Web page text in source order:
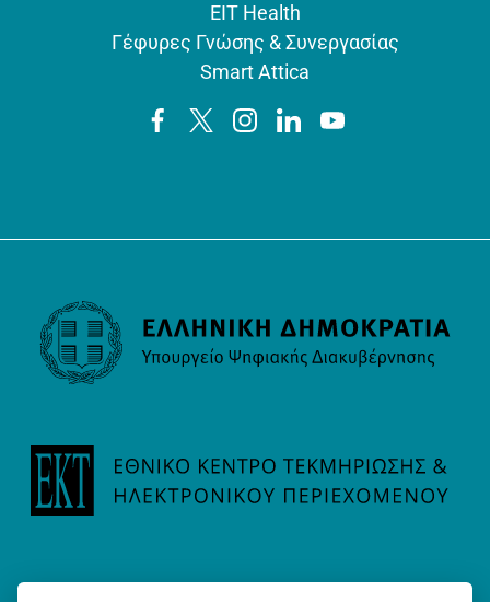
EIT Health
Γέφυρες Γνώσης & Συνεργασίας
Smart Attica